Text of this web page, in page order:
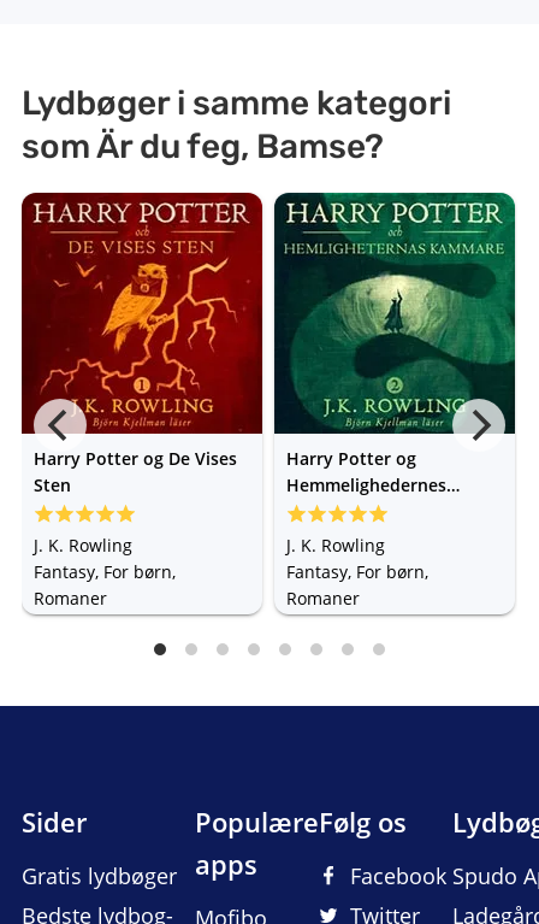
Lydbøger i samme kategori
som Är du feg, Bamse?
Harry Potter og De Vises
Sten
J. K. Rowling
Fantasy, For børn,
Romaner
Harry Potter og
Hemmelighedernes
Kammer
J. K. Rowling
Fantasy, For børn,
Romaner
Sider
Gratis lydbøger
Bedste lydbog-
Populære
apps
Mofibo
Følg os
Facebook
Twitter
Spudo